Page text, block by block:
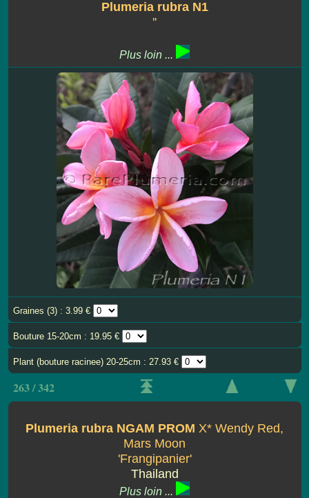
Plumeria rubra N1
''
Plus loin ...
Graines (3) : 3.99 €
Bouture 15-20cm : 19.95 €
Plant (bouture racinee) 20-25cm : 27.93 €
263 / 342
Plumeria rubra NGAM PROM X* Wendy Red,
Mars Moon
'Frangipanier'
Thailand
Plus loin ...